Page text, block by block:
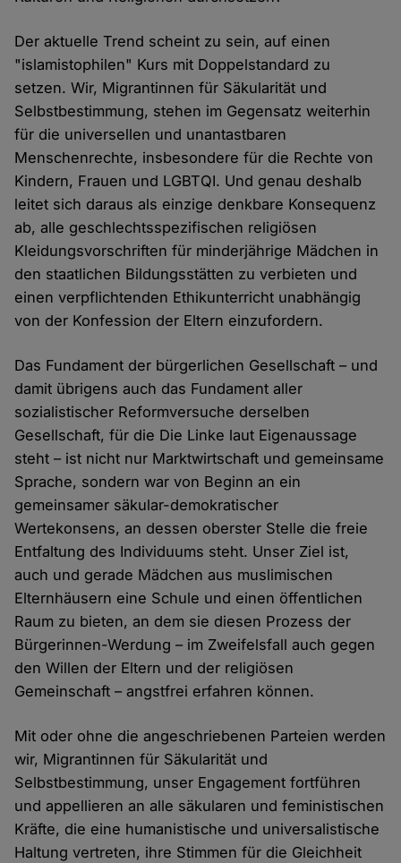
Der aktuelle Trend scheint zu sein, auf einen
"islamistophilen" Kurs mit Doppelstandard zu
setzen. Wir, Migrantinnen für Säkularität und
Selbstbestimmung, stehen im Gegensatz weiterhin
für die universellen und unantastbaren
Menschenrechte, insbesondere für die Rechte von
Kindern, Frauen und LGBTQI. Und genau deshalb
leitet sich daraus als einzige denkbare Konsequenz
ab, alle geschlechtsspezifischen religiösen
Kleidungsvorschriften für minderjährige Mädchen in
den staatlichen Bildungsstätten zu verbieten und
einen verpflichtenden Ethikunterricht unabhängig
von der Konfession der Eltern einzufordern.
Das Fundament der bürgerlichen Gesellschaft – und
damit übrigens auch das Fundament aller
sozialistischer Reformversuche derselben
Gesellschaft, für die Die Linke laut Eigenaussage
steht – ist nicht nur Marktwirtschaft und gemeinsame
Sprache, sondern war von Beginn an ein
gemeinsamer säkular-demokratischer
Wertekonsens, an dessen oberster Stelle die freie
Entfaltung des Individuums steht. Unser Ziel ist,
auch und gerade Mädchen aus muslimischen
Elternhäusern eine Schule und einen öffentlichen
Raum zu bieten, an dem sie diesen Prozess der
Bürgerinnen-Werdung – im Zweifelsfall auch gegen
den Willen der Eltern und der religiösen
Gemeinschaft – angstfrei erfahren können.
Mit oder ohne die angeschriebenen Parteien werden
wir, Migrantinnen für Säkularität und
Selbstbestimmung, unser Engagement fortführen
und appellieren an alle säkularen und feministischen
Kräfte, die eine humanistische und universalistische
Haltung vertreten, ihre Stimmen für die Gleichheit